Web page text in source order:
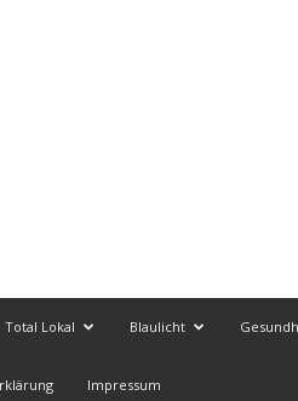
Total Lokal Blaulicht
Impressum